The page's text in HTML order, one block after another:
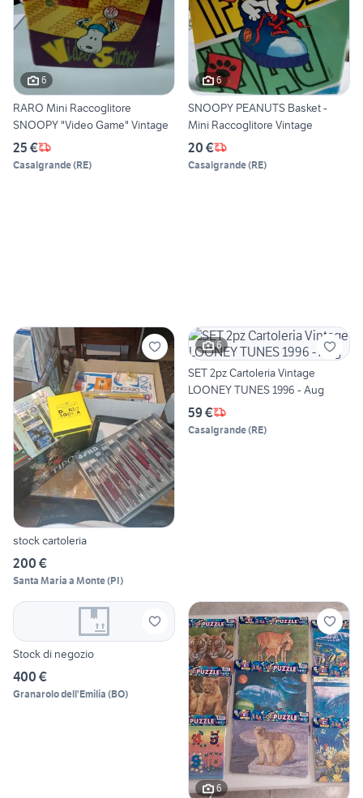
6
RARO Mini Raccoglitore
SNOOPY "Video Game" Vintage
25 €
Casalgrande(RE)
6
SNOOPY PEANUTS Basket -
Mini Raccoglitore Vintage
20 €
Casalgrande(RE)
stock cartoleria
200 €
Santa Maria a Monte(PI)
6
SET 2pz Cartoleria Vintage
LOONEY TUNES 1996 - Aug
59 €
Casalgrande(RE)
Stock di negozio
400 €
Granarolo dell'Emilia (BO)
6